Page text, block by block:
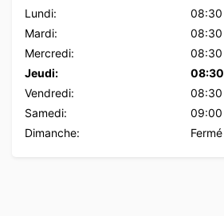
Lundi: 08:30
Mardi:
08:30
Mercredi:
08:30
Jeudi:
08:30
Vendredi:
08:30
Samedi:
09:00
Dimanche:
Fermé